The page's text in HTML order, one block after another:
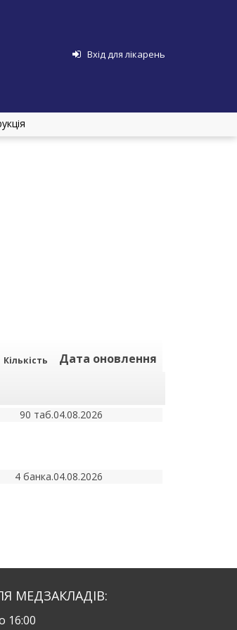
Вхід для лікарень
Кількість Дата оновлення
90 таб.04.08.2026
4 банка.04.08.2026
МЕДЗАКЛАДІВ:
16:00